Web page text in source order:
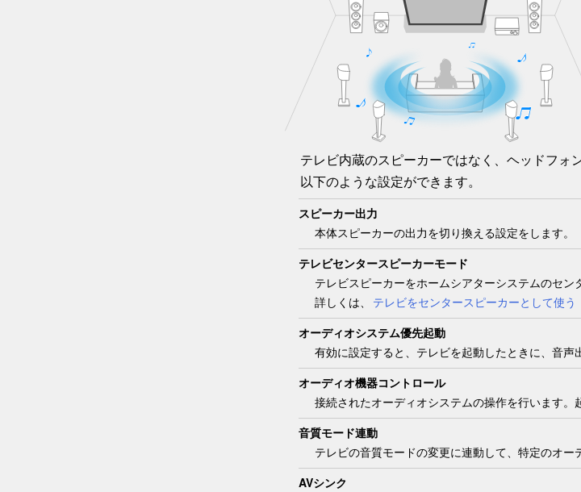
テレビ内蔵のスピーカーではなく、ヘッドフォ
以下のような設定ができます。
スピーカー出力
本体スピーカーの出力を切り換える設定をします。
テレビセンタースピーカーモード
テレビスピーカーをホームシアターシステムのセン
詳しくは、
テレビをセンタースピーカーとして使う
オーディオシステム優先起動
有効に設定すると、テレビを起動したときに、音声
オーディオ機器コントロール
接続されたオーディオシステムの操作を行います。
音質モード連動
テレビの音質モードの変更に連動して、特定のオー
AVシンク